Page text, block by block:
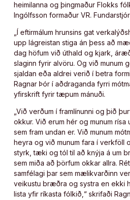
heimilanna og þingmaður Flokks
Ingólfsson formaður VR.
„Í eftirmálum hrunsins gat
upp lágreistan stiga án þess að
dag höfum við úthald og kjark,
slaginn fyrir alvöru. Og við munum
sjaldan eða aldrei verið í betra
Ragnar Þór í aðdraganda fyrri
yfirskrift fyrir tæpum mánuði.
„Við verðum í framlínunni og þið
okkur. Við erum hér og munum
sem fram undan er. Við munum
heyra og við munum fara í verkföll
styrk, tæki og tól til að knýja á um
sem miða að þörfum okkar allra.
samfélagi þar sem mælikvarðinn
veikustu bræðra og systra en ekki
lista yfir ríkasta fólkið,“ skrifaði